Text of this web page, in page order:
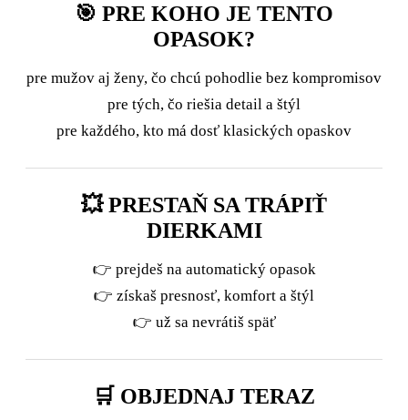
🎯 PRE KOHO JE TENTO
OPASOK?
pre mužov aj ženy, čo chcú pohodlie bez kompromisov
pre tých, čo riešia detail a štýl
pre každého, kto má dosť klasických opaskov
💥 PRESTAŇ SA TRÁPIŤ
DIERKAMI
👉 prejdeš na automatický opasok
👉 získaš presnosť, komfort a štýl
👉 už sa nevrátiš späť
🛒 OBJEDNAJ TERAZ